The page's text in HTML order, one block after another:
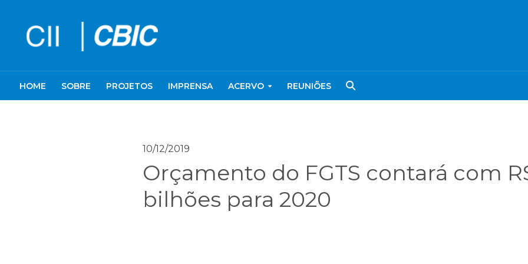
HOME SOBRE PROJETOS IMPRENSA ACERVO REUNIÕES
10/12/2019
Orçamento do FGTS contará com
bilhões para 2020